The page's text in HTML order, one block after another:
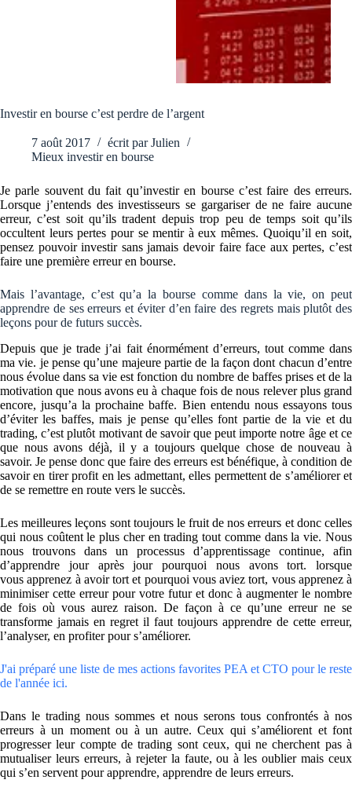
Investir en bourse c’est perdre de l’argent
7 août 2017 écrit par Julien
Mieux investir en bourse
Je parle souvent du fait qu’investir en bourse c’est faire des erreurs.
Lorsque j’entends des investisseurs se gargariser de ne faire aucune
erreur, c’est soit qu’ils tradent depuis trop peu de temps soit qu’ils
occultent leurs pertes pour se mentir à eux mêmes. Quoiqu’il en soit,
pensez pouvoir investir sans jamais devoir faire face aux pertes, c’est
faire une première erreur en bourse.
Mais l’avantage, c’est qu’a la bourse comme dans la vie, on peut
apprendre de ses erreurs et éviter d’en faire des regrets mais plutôt des
leçons pour de futurs succès.
Depuis que je trade j’ai fait énormément d’erreurs, tout comme dans
ma vie. je pense qu’une majeure partie de la façon dont chacun d’entre
nous évolue dans sa vie est fonction du nombre de baffes prises et de la
motivation que nous avons eu à chaque fois de nous relever plus grand
encore, jusqu’a la prochaine baffe. Bien entendu nous essayons tous
d’éviter les baffes, mais je pense qu’elles font partie de la vie et du
trading, c’est plutôt motivant de savoir que peut importe notre âge et ce
que nous avons déjà, il y a toujours quelque chose de nouveau à
savoir. Je pense donc que faire des erreurs est bénéfique, à condition de
savoir en tirer profit en les admettant, elles permettent de s’améliorer et
de se remettre en route vers le succès.
Les meilleures leçons sont toujours le fruit de nos erreurs et donc celles
qui nous coûtent le plus cher en trading tout comme dans la vie. Nous
nous trouvons dans un processus d’apprentissage continue, afin
d’apprendre jour après jour pourquoi nous avons tort. lorsque
vous apprenez à avoir tort et pourquoi vous aviez tort, vous apprenez à
minimiser cette erreur pour votre futur et donc à augmenter le nombre
de fois où vous aurez raison. De façon à ce qu’une erreur ne se
transforme jamais en regret il faut toujours apprendre de cette erreur,
l’analyser, en profiter pour s’améliorer.
J'ai préparé une liste de mes actions favorites PEA et CTO pour le reste
de l'année ici.
Dans le trading nous sommes et nous serons tous confrontés à nos
erreurs à un moment ou à un autre. Ceux qui s’améliorent et font
progresser leur compte de trading sont ceux, qui ne cherchent pas à
mutualiser leurs erreurs, à rejeter la faute, ou à les oublier mais ceux
qui s’en servent pour apprendre, apprendre de leurs erreurs.